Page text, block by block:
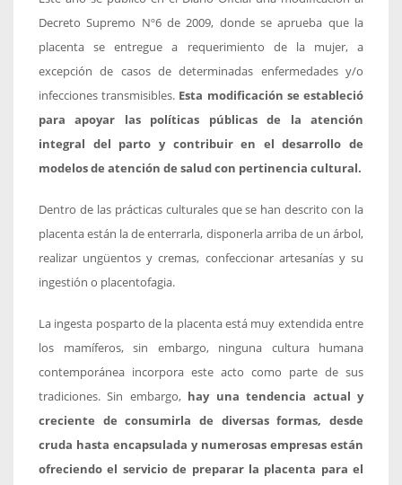
Decreto Supremo Nº6 de 2009, donde se aprueba que la
placenta se entregue a requerimiento de la mujer, a
excepción de casos de determinadas enfermedades y/o
infecciones transmisibles. Esta modificación se estableció
para apoyar las políticas públicas de la atención
integral del parto y contribuir en el desarrollo de
modelos de atención de salud con pertinencia cultural.
Dentro de las prácticas culturales que se han descrito con la
placenta están la de enterrarla, disponerla arriba de un árbol,
realizar ungüentos y cremas, confeccionar artesanías y su
ingestión o placentofagia.
La ingesta posparto de la placenta está muy extendida entre
los mamíferos, sin embargo, ninguna cultura humana
contemporánea incorpora este acto como parte de sus
tradiciones. Sin embargo, hay una tendencia actual y
creciente de consumirla de diversas formas, desde
cruda hasta encapsulada y numerosas empresas están
ofreciendo el servicio de preparar la placenta para el